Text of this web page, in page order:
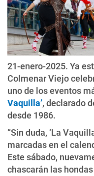
21-enero-2025. Ya
Colmenar Viejo
uno de los eventos
Vaquilla’, declarado
desde 1986.
“Sin duda, ‘La
marcadas en el
Este sábado,
chascarán las